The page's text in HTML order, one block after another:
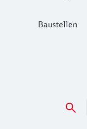
Baustellen